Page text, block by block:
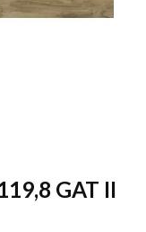
GAT II